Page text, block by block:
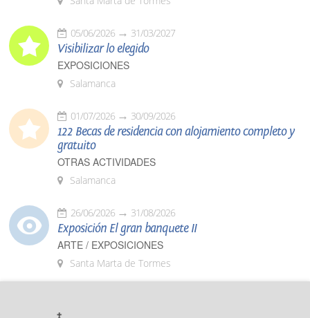
05/06/2026 31/03/2027
Visibilizar lo elegido
EXPOSICIONES
Salamanca
01/07/2026 30/09/2026
122 Becas de residencia con alojamiento completo y
gratuito
OTRAS ACTIVIDADES
Salamanca
26/06/2026 31/08/2026
Exposición El gran banquete II
ARTE / EXPOSICIONES
Santa Marta de Tormes